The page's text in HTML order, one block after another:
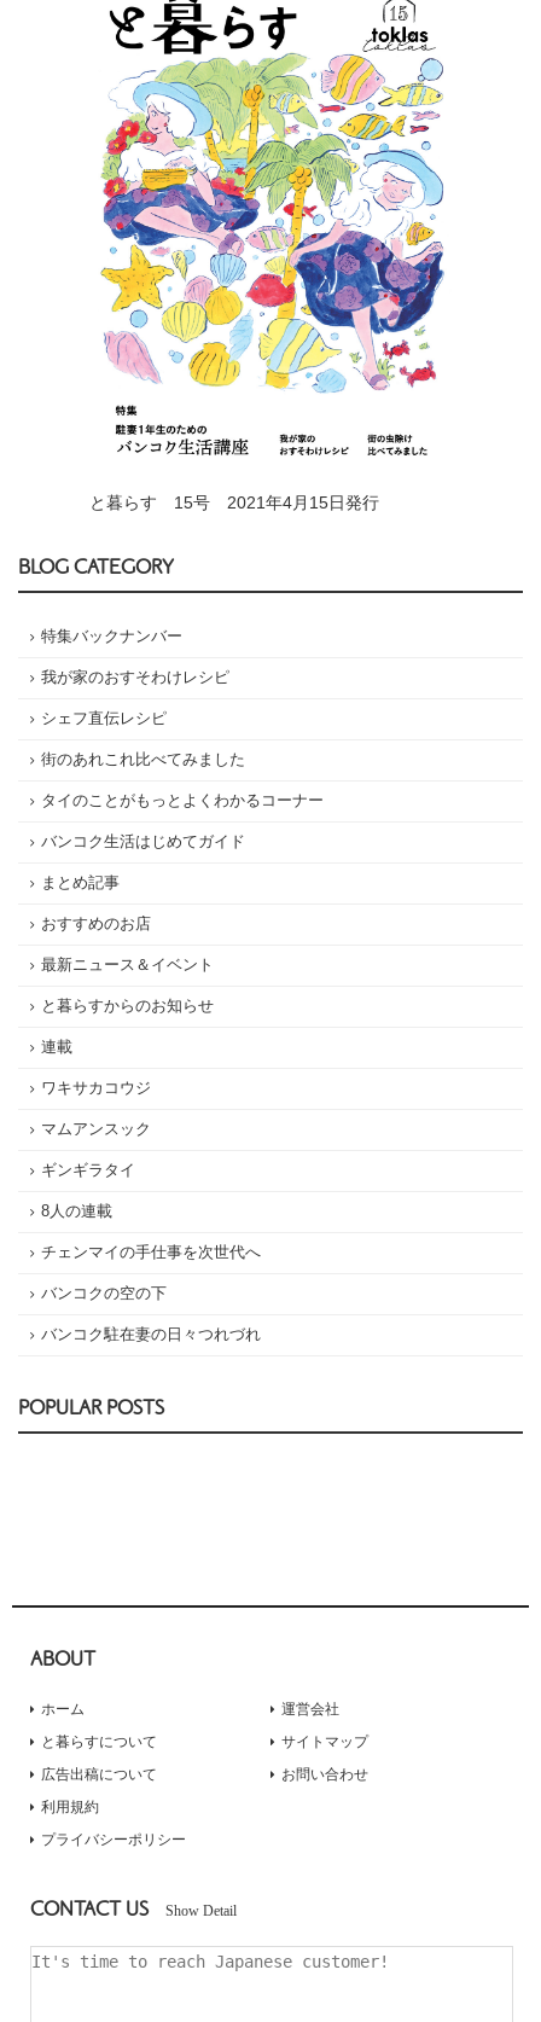
と暮らす 15号 2021年4月15日発行
BLOG CATEGORY
特集バックナンバー
我が家のおすそわけレシピ
シェフ直伝レシピ
街のあれこれ比べてみました
タイのことがもっとよくわかるコーナー
バンコク生活はじめてガイド
まとめ記事
おすすめのお店
最新ニュース＆イベント
と暮らすからのお知らせ
連載
ワキサカコウジ
マムアンスック
ギンギラタイ
8人の連載
チェンマイの手仕事を次世代へ
バンコクの空の下
バンコク駐在妻の日々つれづれ
POPULAR POSTS
ABOUT
ホーム
と暮らすについて
広告出稿について
運営会社
サイトマップ
お問い合わせ
利用規約
プライバシーポリシー
CONTACT US Show Detail